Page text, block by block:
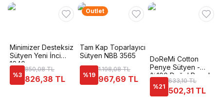
Minimizer Desteksiz
Sütyen Yeni İnci
1640
%3
850,08 TL
826,38 TL
Outlet
Tam Kap Toparlayıcı
Sütyen NBB 3565
%19
1.198,08 TL
967,69 TL
DoReMi Cotton
Penye Sütyen -
%100 Doğal Pamuk
%21
633,10 TL
502,31 TL